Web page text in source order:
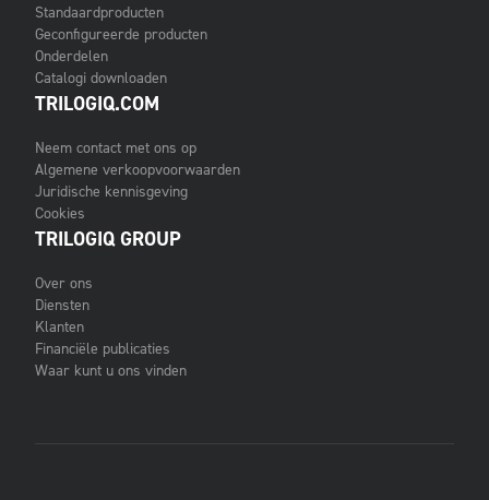
Standaardproducten
Geconfigureerde producten
Onderdelen
Catalogi downloaden
TRILOGIQ.COM
Neem contact met ons op
Algemene verkoopvoorwaarden
Juridische kennisgeving
Cookies
TRILOGIQ GROUP
Over ons
Diensten
Klanten
Financiële publicaties
Waar kunt u ons vinden